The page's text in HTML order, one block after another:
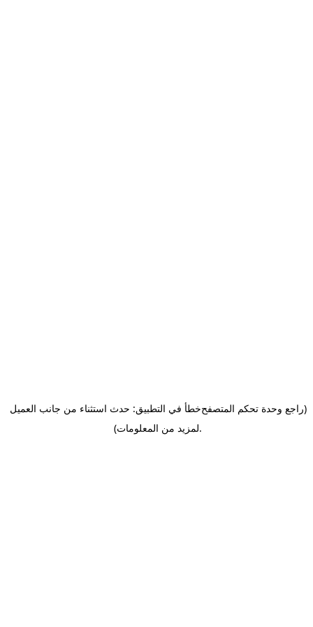
خطأ في التطبيق: حدث استثناء من جانب العميل(راجع وحدة تحكم المتصفح
لمزيد من المعلومات).